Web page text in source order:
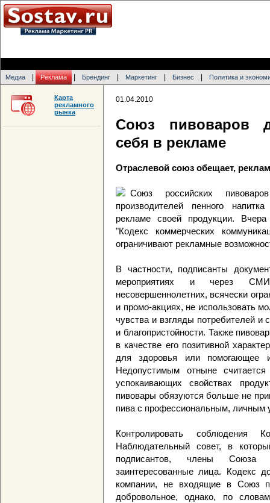
Медиа Реклама Брендинг Маркетинг Бизнес Политика и
01.04.2010
Союз пивоваров
себя в рекламе
Отраслевой союз обещает,
Союз российских
производителей пенного
рекламе своей продукции.
"Кодекс коммерческих
ограничивают рекламные
В частности, подписанты
мероприятиях и через
несовершеннолетних, всячески
и промо-акциях, не использовать
чувства и взгляды потребителей и
и благопристойности. Также
в качестве его позитивной
для здоровья или помогающее
Недопустимым отныне
успокаивающих свойствах
пивовары обязуются больше не
пива с профессиональным, личным
Контролировать соблюдения
Наблюдательный совет, в
подписантов, члены Союза
заинтересованные лица. Кодекс
компании, не входящие в Союз
добровольное, однако, по
Карта
рекламного
рынка